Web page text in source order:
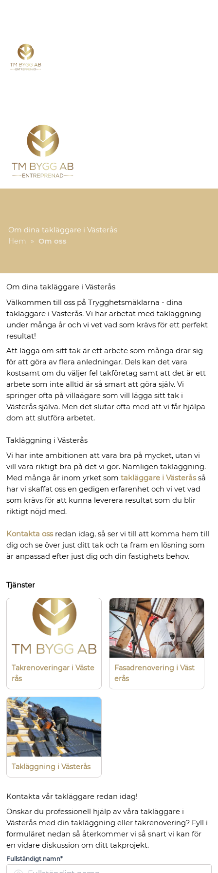
Om dina takläggare i Västerås
Hem
» Om oss
Om dina takläggare i Västerås
Välkommen till oss på Trygghetsmäklarna - dina
takläggare i Västerås. Vi har arbetat med takläggning
under många år och vi vet vad som krävs för ett perfekt
resultat!
Att lägga om sitt tak är ett arbete som många drar sig
för att göra av flera anledningar. Dels kan det vara
kostsamt om du väljer fel takföretag samt att det är ett
arbete som inte alltid är så smart att göra själv. Vi
springer ofta på villaägare som vill lägga sitt tak i
Västerås själva. Men det slutar ofta med att vi får hjälpa
dom att slutföra arbetet.
Takläggning i Västerås
Vi har inte ambitionen att vara bra på mycket, utan vi
vill vara riktigt bra på det vi gör. Nämligen takläggning.
Med många år inom yrket somtakläggare i Västeråsså
har vi skaffat oss en gedigen erfarenhet och vi vet vad
som krävs för att kunna leverera resultat som du blir
riktigt nöjd med.
Kontakta ossredan idag, så ser vi till att komma hem till
dig och se över just ditt tak och ta fram en lösning som
är anpassad efter just dig och din fastighets behov.
Tjänster
Takrenoveringar i Väste
rås
Fasadrenovering i Väst
erås
Takläggning i Västerås
Kontakta vår takläggare redan idag!
Önskar du professionell hjälp av våra takläggare i
Västerås med din takläggning eller takrenovering? Fyll i
formuläret nedan så återkommer vi så snart vi kan för
en vidare diskussion om ditt takprojekt.
Fullständigt namn*